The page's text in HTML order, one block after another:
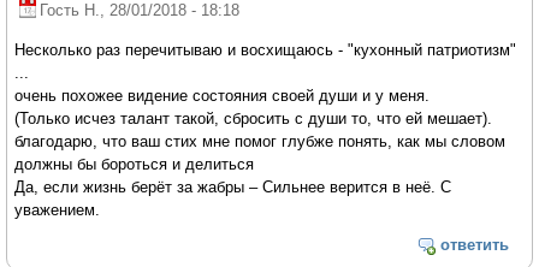
Гость Н., 28/01/2018 - 18:18
Несколько раз перечитываю и восхищаюсь - "кухонный патриотизм"
очень похожее видение состояния своей души и у меня.
(Только исчез талант такой, сбросить с души то, что ей мешает).
благодарю, что ваш стих мне помог глубже понять, как мы словом
должны бы бороться и делиться
Да, если жизнь берёт за жабры – Сильнее верится в неё. С
уважением.
ответить